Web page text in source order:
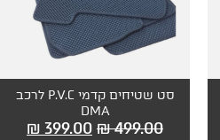
סט שטיחים קדמי P.V.C לרכב
399.00
₪